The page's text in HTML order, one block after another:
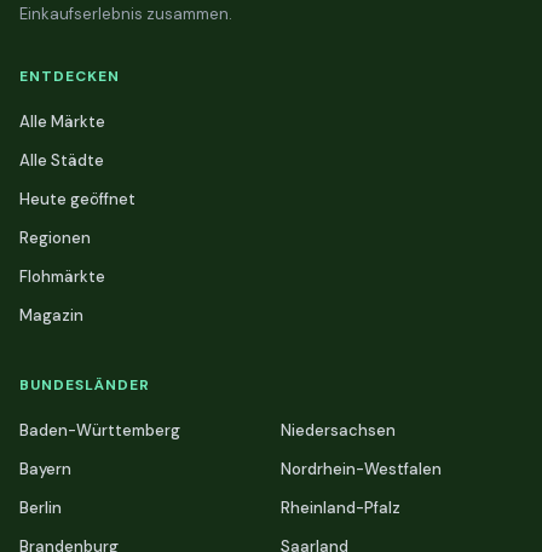
Einkaufserlebnis zusammen.
ENTDECKEN
Alle Märkte
Alle Städte
Heute geöffnet
Regionen
Flohmärkte
Magazin
BUNDESLÄNDER
Baden-Württemberg
Bayern
Berlin
Brandenburg
Niedersachsen
Nordrhein-Westfalen
Rheinland-Pfalz
Saarland